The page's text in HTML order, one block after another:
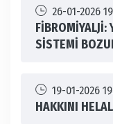
26-01-2026
SİSTEMİ
19-01-2026
HAKKINI